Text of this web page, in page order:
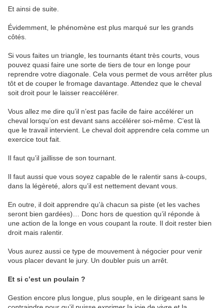
Et ainsi de suite.
Évidemment, le phénomène est plus marqué sur les grands
côtés.
Si vous faites un triangle, les tournants étant très courts, vous
pouvez quasi faire une sorte de tiers de tour en longe pour
reprendre votre diagonale. Cela vous permet de vous arrêter plus
tôt et de couper le fromage davantage. Attendez que le cheval
soit droit pour le laisser reaccélérer.
Vous allez me dire qu’il n’est pas facile de faire accélérer un
cheval lorsqu’on est devant sans accélérer soi-même. C’est là
que le travail intervient. Le cheval doit apprendre cela comme un
exercice tout fait.
Il faut qu’il jaillisse de son tournant.
Il faut aussi que vous soyez capable de le ralentir sans à-coups,
dans la légèreté, alors qu’il est nettement devant vous.
En outre, il doit apprendre qu’à chacun sa piste (et les vaches
seront bien gardées)… Donc hors de question qu’il réponde à
une action de la longe en vous coupant la route. Il doit rester bien
droit mais ralentir.
Vous aurez aussi ce type de mouvement à négocier pour venir
vous placer devant le jury. Un doubler puis un arrêt.
Et si c’est un poulain ?
Gestion encore plus longue, plus souple, en le dirigeant sans le